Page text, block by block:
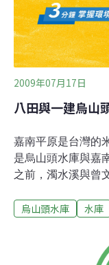
入，擴及嘉南大圳
國際展開遊說行動
2009年07月17日
八田與一建烏山
嘉南平原是台灣的
是烏山頭水庫與嘉
之前，濁水溪與曾
較能適應乾地的作
嘉義縣境內，面積
大壩壩堤有1273
烏山頭水庫 水庫